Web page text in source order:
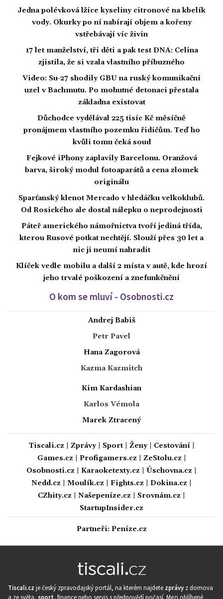
Jedna polévková lžíce kyseliny citronové na kbelík
vody. Okurky po ní nabírají objem a kořeny
vstřebávají víc živin
17 let manželství, tři děti a pak test DNA: Celina
zjistila, že si vzala vlastního příbuzného
Video: Su-27 shodily GBU na ruský komunikační
uzel v Bachmutu. Po mohutné detonaci přestala
základna existovat
Důchodce vydělával 225 tisíc Kč měsíčně
pronájmem vlastního pozemku řidičům. Teď ho
kvůli tomu čeká soud
Fejkové iPhony zaplavily Barcelonu. Oranžová
barva, široký modul fotoaparátů a cena zlomek
originálu
Sparťanský klenot Mercado v hledáčku velkoklubů.
Od Rosického ale dostal nálepku o neprodejnosti
Páteř amerického námořnictva tvoří jediná třída,
kterou Rusové potkat nechtějí. Slouží přes 30 let a
nic ji neumí nahradit
Klíček vedle mobilu a další 2 místa v autě, kde hrozí
jeho trvalé poškození a znefunkčnění
O kom se mluví - Osobnosti.cz
Andrej Babiš
Petr Pavel
Hana Zagorová
Kazma Kazmitch
Kim Kardashian
Karlos Vémola
Marek Ztracený
Tiscali.cz Zprávy| Sport| Ženy| Cestování|
Games.cz
Profigamers.cz ZeStolu.cz
Osobnosti.cz
Karaoketexty.cz Úschovna.cz
Nedd.cz
Moulík.cz Fights.cz Dokina.cz
CZhity.cz
Našepeníze.cz Srovnám.cz
StartupInsider.cz
Partneři: Peníze.cz
Tiscali.cz je český zpravodajský portál, na kterém najdete zprávy z domova
a ze světa, sport, finance nebo servis s předpovědí počasí. Mezi oblíbené